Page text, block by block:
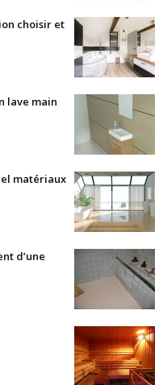
choisir et
lave main
matériaux
d’une